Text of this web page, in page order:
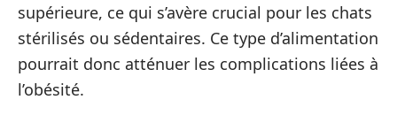
supérieure, ce qui s’avère crucial pour les chats
stérilisés ou sédentaires. Ce type d’alimentation
pourrait donc atténuer les complications liées à
l’obésité.